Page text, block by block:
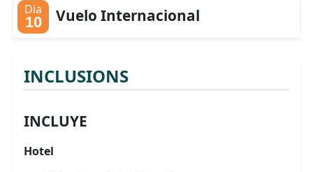
Dia
10 Vuelo Internacional
INCLUSIONS
INCLUYE
Hotel